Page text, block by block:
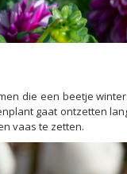
die een beetje
gaat ontzetten
vaas te zetten.